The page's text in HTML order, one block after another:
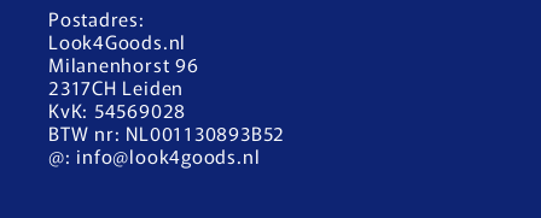
Postadres:
Look4Goods.nl
Milanenhorst 96
2317CH Leiden
KvK: 54569028
BTW nr: NL001130893B52
@: info@look4goods.nl